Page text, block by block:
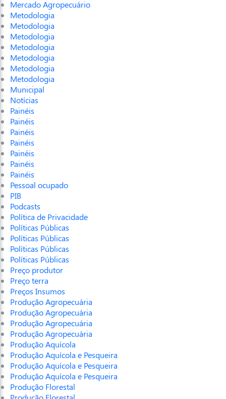
Mercado Agropecuário
Metodologia
Metodologia
Metodologia
Metodologia
Metodologia
Metodologia
Metodologia
Municipal
Notícias
Painéis
Painéis
Painéis
Painéis
Painéis
Painéis
Painéis
Pessoal ocupado
PIB
Podcasts
Política de Privacidade
Políticas Públicas
Políticas Públicas
Políticas Públicas
Políticas Públicas
Preço produtor
Preço terra
Preços Insumos
Produção Agropecuária
Produção Agropecuária
Produção Agropecuária
Produção Agropecuária
Produção Aquícola
Produção Aquícola e Pesqueira
Produção Aquícola e Pesqueira
Produção Aquícola e Pesqueira
Produção Florestal